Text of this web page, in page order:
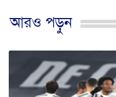
আরও পড়ুন